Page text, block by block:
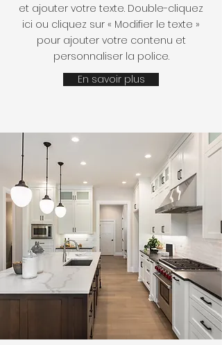
et ajouter votre texte. Double-cliquez
ici ou cliquez sur « Modifier le texte »
pour ajouter votre contenu et
personnaliser la police.
En savoir plus